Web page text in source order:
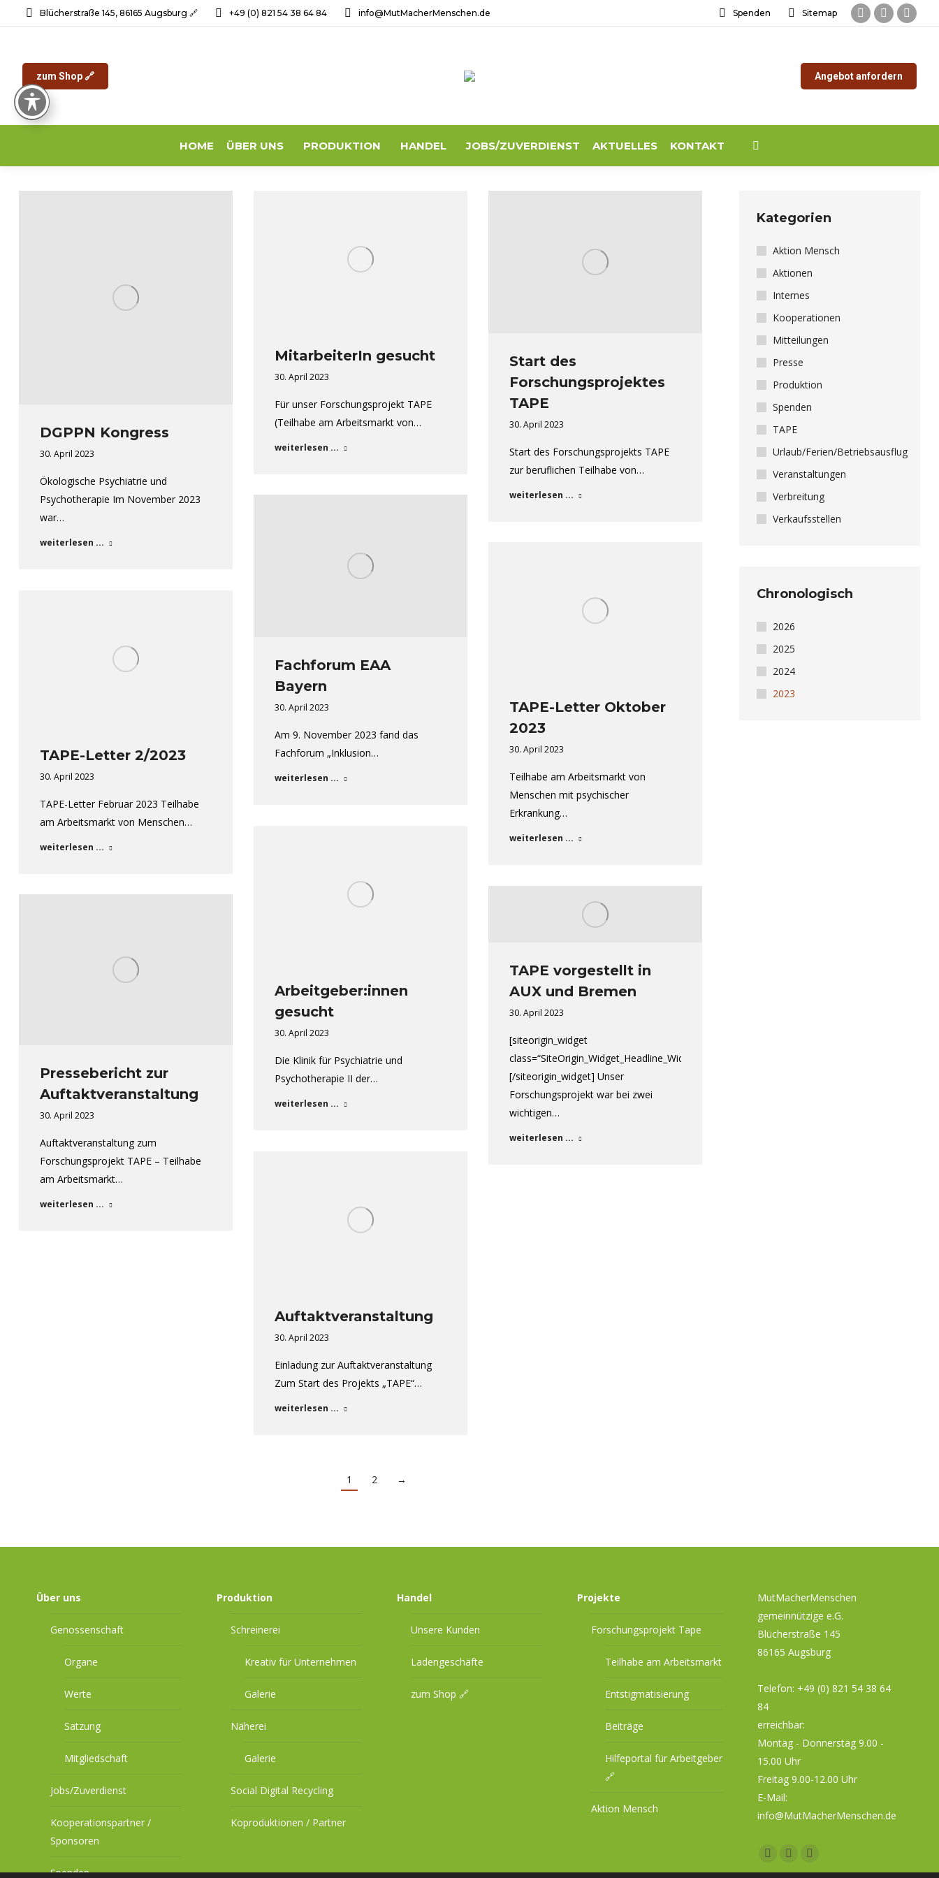
Blücherstraße 145, 86165 Augsburg 🔗 +49 (0) 821 54 38 64 84 info@MutMacherMenschen.de Spenden Sitemap
Facebook
opens
in
Instagram
opens
in
opens
zum Shop 🔗 Angebot anfordern
HOME ÜBER UNS PRODUKTION HANDEL JOBS/ZUVERDIENST AKTUELLES KONTAKT Search:
DGPPN Kongress
30. April 2023
Ökologische Psychiatrie und
Psychotherapie Im November 2023
war…
weiterlesen ...
MitarbeiterIn gesucht
30. April 2023
Für unser Forschungsprojekt TAPE
(Teilhabe am Arbeitsmarkt von…
weiterlesen ...
Start des
Forschungsprojektes
TAPE
30. April 2023
Start des Forschungsprojekts TAPE
zur beruflichen Teilhabe von…
weiterlesen ...
Fachforum EAA
Bayern
30. April 2023
Am 9. November 2023 fand das
Fachforum „Inklusion…
weiterlesen ...
TAPE-Letter Oktober
2023
30. April 2023
Teilhabe am Arbeitsmarkt von
Menschen mit psychischer
Erkrankung…
weiterlesen ...
TAPE-Letter 2/2023
30. April 2023
TAPE-Letter Februar 2023 Teilhabe
am Arbeitsmarkt von Menschen…
weiterlesen ...
Arbeitgeber:innen
gesucht
30. April 2023
Die Klinik für Psychiatrie und
Psychotherapie II der…
weiterlesen ...
TAPE vorgestellt in
AUX und Bremen
30. April 2023
[siteorigin_widget
class=“SiteOrigin_Widget_Headline_Widget“]
[/siteorigin_widget] Unser
Forschungsprojekt war bei zwei
wichtigen…
weiterlesen ...
Pressebericht zur
Auftaktveranstaltung
30. April 2023
Auftaktveranstaltung zum
Forschungsprojekt TAPE – Teilhabe
am Arbeitsmarkt…
weiterlesen ...
Auftaktveranstaltung
30. April 2023
Einladung zur Auftaktveranstaltung
Zum Start des Projekts „TAPE“…
weiterlesen ...
1 2 →
Kategorien
Aktion Mensch
Aktionen
Internes
Kooperationen
Mitteilungen
Presse
Produktion
Spenden
TAPE
Urlaub/Ferien/Betriebsausflug
Veranstaltungen
Verbreitung
Verkaufsstellen
Chronologisch
2026
2025
2024
2023
Über uns
Genossenschaft
Organe
Werte
Satzung
Mitgliedschaft
Jobs/Zuverdienst
Kooperationspartner /
Sponsoren
Spenden
Produktion
Schreinerei
Kreativ für Unternehmen
Galerie
Näherei
Galerie
Social Digital Recycling
Koproduktionen / Partner
Handel
Unsere Kunden
Ladengeschäfte
zum Shop 🔗
Projekte
Forschungsprojekt Tape
Teilhabe am Arbeitsmarkt
Entstigmatisierung
Beiträge
Hilfeportal für Arbeitgeber
🔗
Aktion Mensch
MutMacherMenschen
gemeinnützige e.G.
Blücherstraße 145
86165 Augsburg
Telefon: +49 (0) 821 54 38 64
84
erreichbar:
Montag - Donnerstag 9.00 -
15.00 Uhr
Freitag 9.00-12.00 Uhr
E-Mail:
info@MutMacherMenschen.de
Facebook
YouTubeInstagram